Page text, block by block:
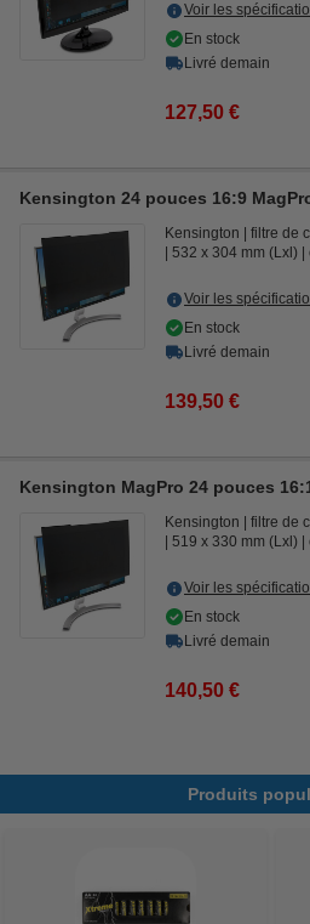
Voir les
En stock
Livré demain
127,50 €
Kensington 24 pouces 16:9
Kensington
filtre de
532 x 304 mm (Lxl)
Voir les
En stock
Livré demain
139,50 €
Kensington MagPro 24 pouces
Kensington
filtre de
519 x 330 mm (Lxl)
Voir les
En stock
Livré demain
140,50 €
Produits